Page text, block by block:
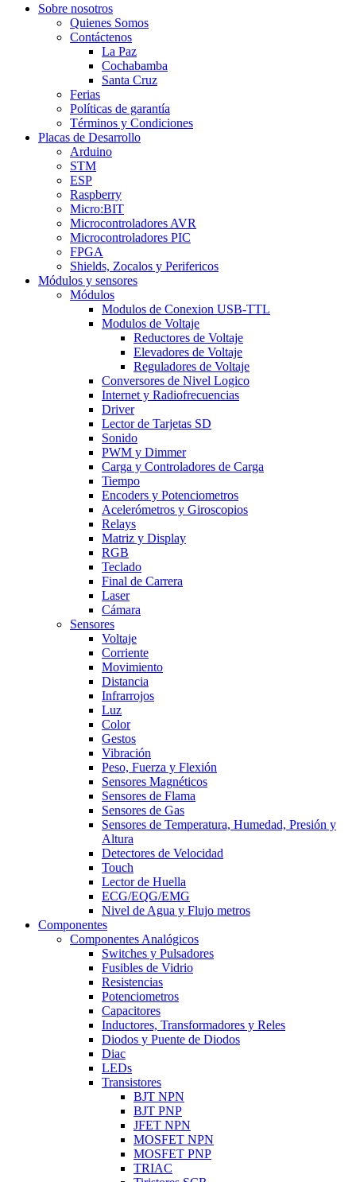
Sobre nosotros
Quienes Somos
Contáctenos
La Paz
Cochabamba
Santa Cruz
Ferias
Políticas de garantía
Términos y Condiciones
Placas de Desarrollo
Arduino
STM
ESP
Raspberry
Micro:BIT
Microcontroladores AVR
Microcontroladores PIC
FPGA
Shields, Zocalos y Perifericos
Módulos y sensores
Módulos
Modulos de Conexion USB-TTL
Modulos de Voltaje
Reductores de Voltaje
Elevadores de Voltaje
Reguladores de Voltaje
Conversores de Nivel Logico
Internet y Radiofrecuencias
Driver
Lector de Tarjetas SD
Sonido
PWM y Dimmer
Carga y Controladores de Carga
Tiempo
Encoders y Potenciometros
Acelerómetros y Giroscopios
Relays
Matriz y Display
RGB
Teclado
Final de Carrera
Laser
Cámara
Sensores
Voltaje
Corriente
Movimiento
Distancia
Infrarrojos
Luz
Color
Gestos
Vibración
Peso, Fuerza y Flexión
Sensores Magnéticos
Sensores de Flama
Sensores de Gas
Sensores de Temperatura, Humedad, Presión y
Altura
Detectores de Velocidad
Touch
Lector de Huella
ECG/EQG/EMG
Nivel de Agua y Flujo metros
Componentes
Componentes Analógicos
Switches y Pulsadores
Fusibles de Vidrio
Resistencias
Potenciometros
Capacitores
Inductores, Transformadores y Reles
Diodos y Puente de Diodos
Diac
LEDs
Transistores
BJT NPN
BJT PNP
JFET NPN
MOSFET NPN
MOSFET PNP
TRIAC